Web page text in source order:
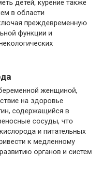
детей, курение также
в области
преждевременную
функции и
женщиной,
на здоровье
содержащийся в
сосуды, что
и питательных
к медленному
органов и систем